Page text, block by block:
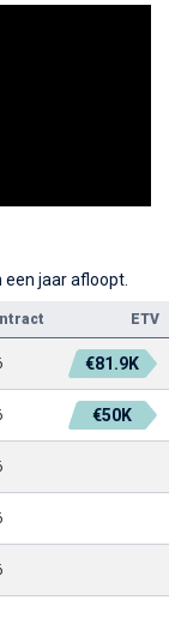
jaar afloopt.
ETV
€81.9K
€50K